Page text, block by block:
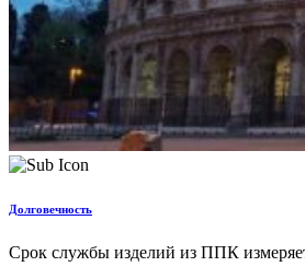
Долговечность
Срок службы изделий из ППК